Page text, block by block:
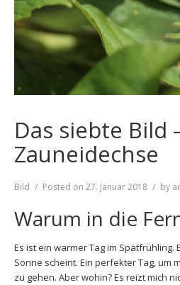
Das siebte Bild
Zauneidechse
Format
Bild Posted on 27. Januar 2018 by
Warum in die
Es ist ein warmer Tag im Spätfrühling.
Sonne scheint. Ein perfekter Tag, um
zu gehen. Aber wohin? Es reizt mich